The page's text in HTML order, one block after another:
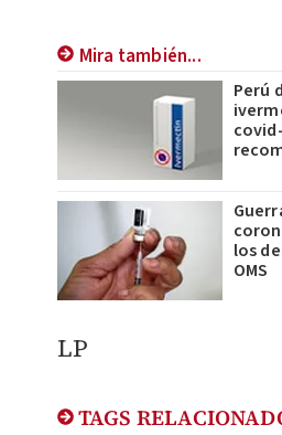
Mira también...
Perú
los
OMS
LP
TAGS